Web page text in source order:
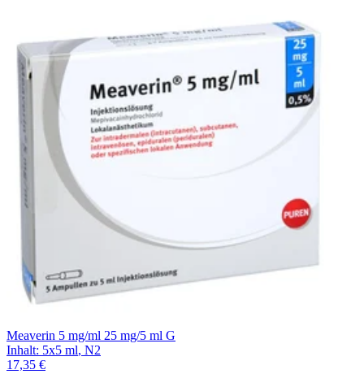
Meaverin 5 mg/ml 25 mg/5 ml G
Inhalt: 5x5 ml, N2
17,35 €